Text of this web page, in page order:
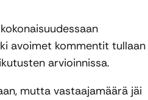
avoimet kommentit tullaan
arvioinnissa.
mutta vastaajamäärä jäi